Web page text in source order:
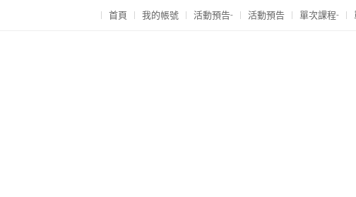
首頁 我的帳號 活動預告- 活動預告 單次課程-